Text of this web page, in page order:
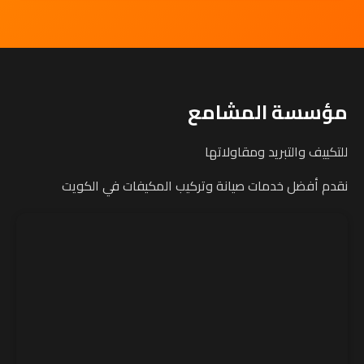
مؤسسة المشامع
للتكييف والتبريد ومقاولاتها
نقدم أفضل خدمات صيانة وتركيب المكيفات في الكويت